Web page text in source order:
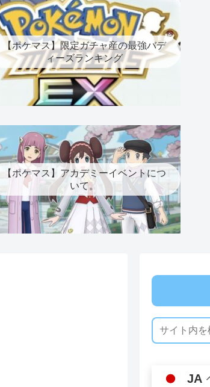
【ポケマス】限定ガチャ産の最強バデ
ィーズランキング
【ポケマス】アカデミーイベントにつ
いて。
JA